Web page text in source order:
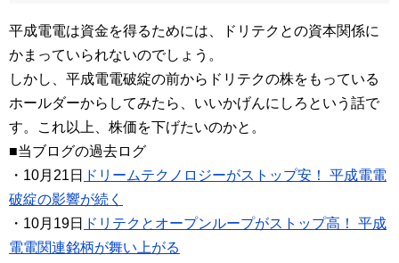
平成電電は資金を得るためには、ドリテクとの資本関係に
かまっていられないのでしょう。
しかし、平成電電破綻の前からドリテクの株をもっている
ホールダーからしてみたら、いいかげんにしろという話で
す。これ以上、株価を下げたいのかと。
■当ブログの過去ログ
・10月21日 ドリームテクノロジーがストップ安！ 平成電電
破綻の影響が続く
・10月19日 ドリテクとオープンループがストップ高！ 平成
電電関連銘柄が舞い上がる